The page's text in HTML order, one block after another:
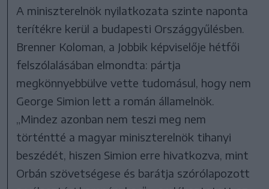
A miniszterelnök nyilatkozata szinte naponta
terítékre kerül a budapesti Országgyűlésben.
Brenner Koloman, a Jobbik képviselője hétfői
felszólalásában elmondta: pártja
megkönnyebbülve vette tudomásul, hogy nem
George Simion lett a román államelnök.
„Mindez azonban nem teszi meg nem
történtté a magyar miniszterelnök tihanyi
beszédét, hiszen Simion erre hivatkozva, mint
Orbán szövetségese és barátja szórólapozott